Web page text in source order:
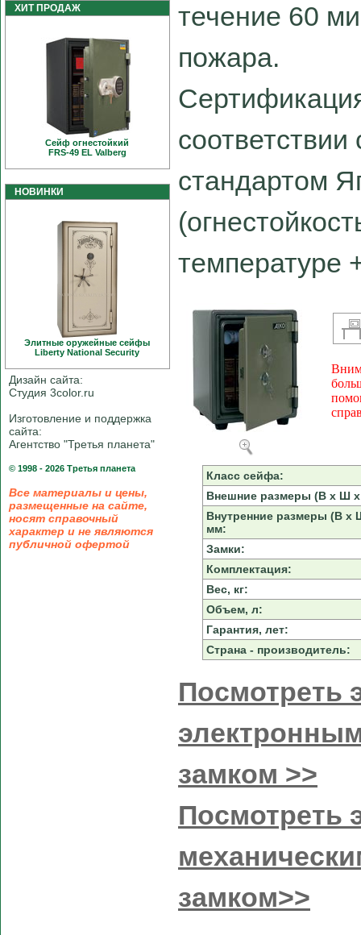
ХИТ ПРОДАЖ
Сейф огнестойкий
FRS-49 EL Valberg
НОВИНКИ
Элитные оружейные сейфы
Liberty National Security
Дизайн сайта:
Студия 3color.ru
Изготовление и поддержка
сайта:
Агентство "Третья планета"
© 1998 - 2026 Третья планета
Все материалы и цены,
размещенные на сайте,
носят справочный
характер и не являются
публичной офертой
течение 60
пожара.
стандартом
температуре
Класс сейфа:
Внешние размеры (В х Ш
Внутренние размеры (В х
мм:
Замки:
Комплектация:
Вес, кг:
Объем, л:
Гарантия, лет:
Страна - производитель:
Посмотреть
замком >>
Посмотреть
замком>>